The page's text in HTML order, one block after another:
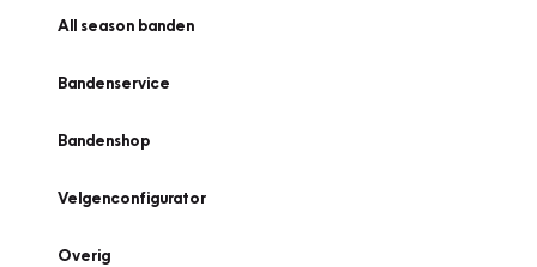
All season banden
Bandenservice
Bandenshop
Velgenconfigurator
Overig